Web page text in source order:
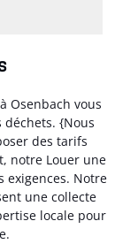
Osenbach vous
{Nous
des tarifs
notre Louer une
exigences. Notre
une collecte
locale pour